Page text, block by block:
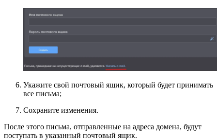
Укажите свой почтовый ящик, который будет принимать
все письма;
Сохраните изменения.
После этого письма, отправленные на адреса домена, будут
поступать в указанный почтовый ящик.